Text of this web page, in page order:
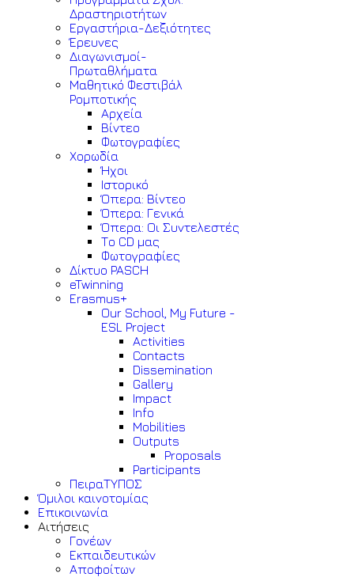
Δραστηριοτήτων
Εργαστήρια-Δεξιότητες
Έρευνες
Διαγωνισμοί-
Πρωταθλήματα
Μαθητικό Φεστιβάλ
Ρομποτικής
Αρχεία
Βίντεο
Φωτογραφίες
Χορωδία
Ήχοι
Ιστορικό
Όπερα: Βίντεο
Όπερα: Γενικά
Όπερα: Οι Συντελεστές
Το CD μας
Φωτογραφίες
Δίκτυο PASCH
eTwinning
Erasmus+
Our School, My Future -
ESL Project
Activities
Contacts
Dissemination
Gallery
Impact
Info
Mobilities
Outputs
Proposals
Participants
ΠειραΤΥΠΟΣ
Όμιλοι καινοτομίας
Επικοινωνία
Αιτήσεις
Γονέων
Εκπαιδευτικών
Αποφοίτων